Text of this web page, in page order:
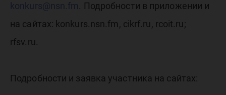
konkurs@nsn.fm. Подробности в приложении и
на сайтах: konkurs.nsn.fm, cikrf.ru, rcoit.ru;
rfsv.ru.
Подробности и заявка участника на сайтах: